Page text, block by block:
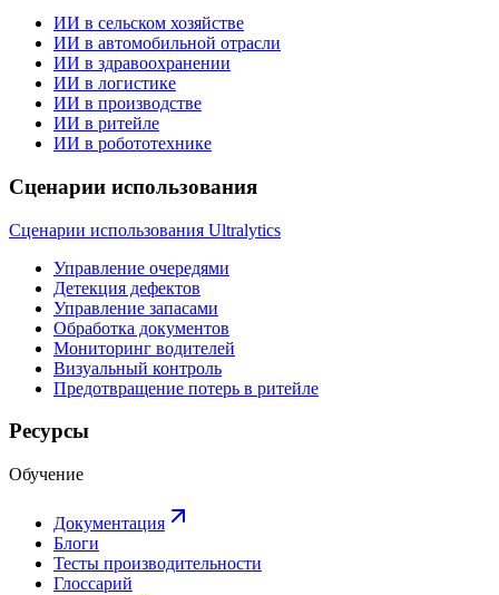
ИИ в сельском хозяйстве
ИИ в автомобильной отрасли
ИИ в здравоохранении
ИИ в логистике
ИИ в производстве
ИИ в ритейле
ИИ в робототехнике
Сценарии использования
Сценарии использования Ultralytics
Управление очередями
Детекция дефектов
Управление запасами
Обработка документов
Мониторинг водителей
Визуальный контроль
Предотвращение потерь в ритейле
Ресурсы
Обучение
Документация
Блоги
Тесты производительности
Глоссарий